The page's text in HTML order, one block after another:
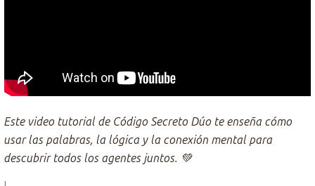
Este video tutorial de Código Secreto Dúo te enseña cómo
usar las palabras, la lógica y la conexión mental para
descubrir todos los agentes juntos. 💚